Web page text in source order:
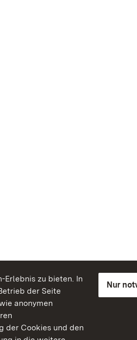
Erlebnis zu bieten. In
der Seite
anonymen
der Cookies und den
Nur